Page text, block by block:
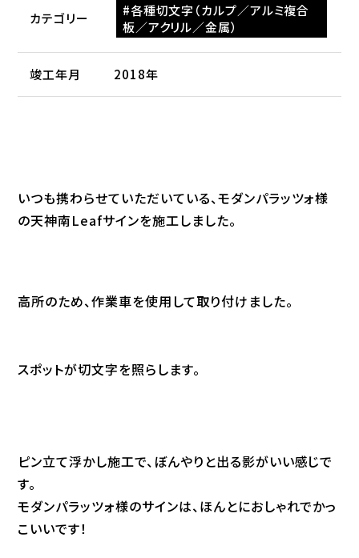
カテゴリー
各種切文字（カルプ／アルミ複合
板／アクリル／金属）
竣工年月 2018年
いつも携わらせていただいている、モダンパラッツォ様
の天神南Leafサインを施工しました。
高所のため、作業車を使用して取り付けました。
スポットが切文字を照らします。
ピン立て浮かし施工で、ぼんやりと出る影がいい感じで
す。
モダンパラッツォ様のサインは、ほんとにおしゃれでかっ
こいいです！